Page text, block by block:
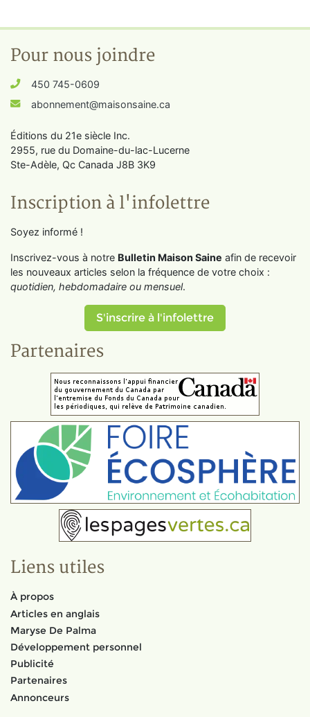
Pour nous joindre
450 745-0609
abonnement@maisonsaine.ca
Éditions du 21e siècle Inc.
2955, rue du Domaine-du-lac-Lucerne
Ste-Adèle, Qc Canada J8B 3K9
Inscription à l'infolettre
Soyez informé !
Inscrivez-vous à notre Bulletin Maison Saine afin de recevoir
les nouveaux articles selon la fréquence de votre choix :
quotidien, hebdomadaire ou mensuel.
S'inscrire à l'infolettre
Partenaires
Liens utiles
À propos
Articles en anglais
Maryse De Palma
Développement personnel
Publicité
Partenaires
Annonceurs